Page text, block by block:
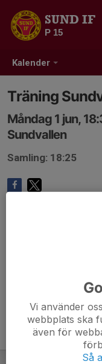
Kalender
SUND IF
P 15
Träning
Måndag 1 jun,
Sundvallen
Samling: 18:25
Vi använder
webbplats ska
även för
Så